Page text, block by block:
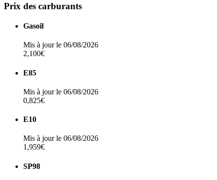
Prix des carburants
Gasoil
Mis à jour le 06/08/2026
2,100€
E85
Mis à jour le 06/08/2026
0,825€
E10
Mis à jour le 06/08/2026
1,959€
SP98